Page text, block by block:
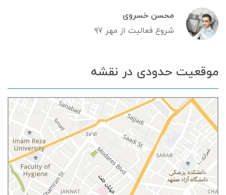
محسن خسروی
شروع فعالیت از مهر ۹۷
موقعیت حدودی در نقشه